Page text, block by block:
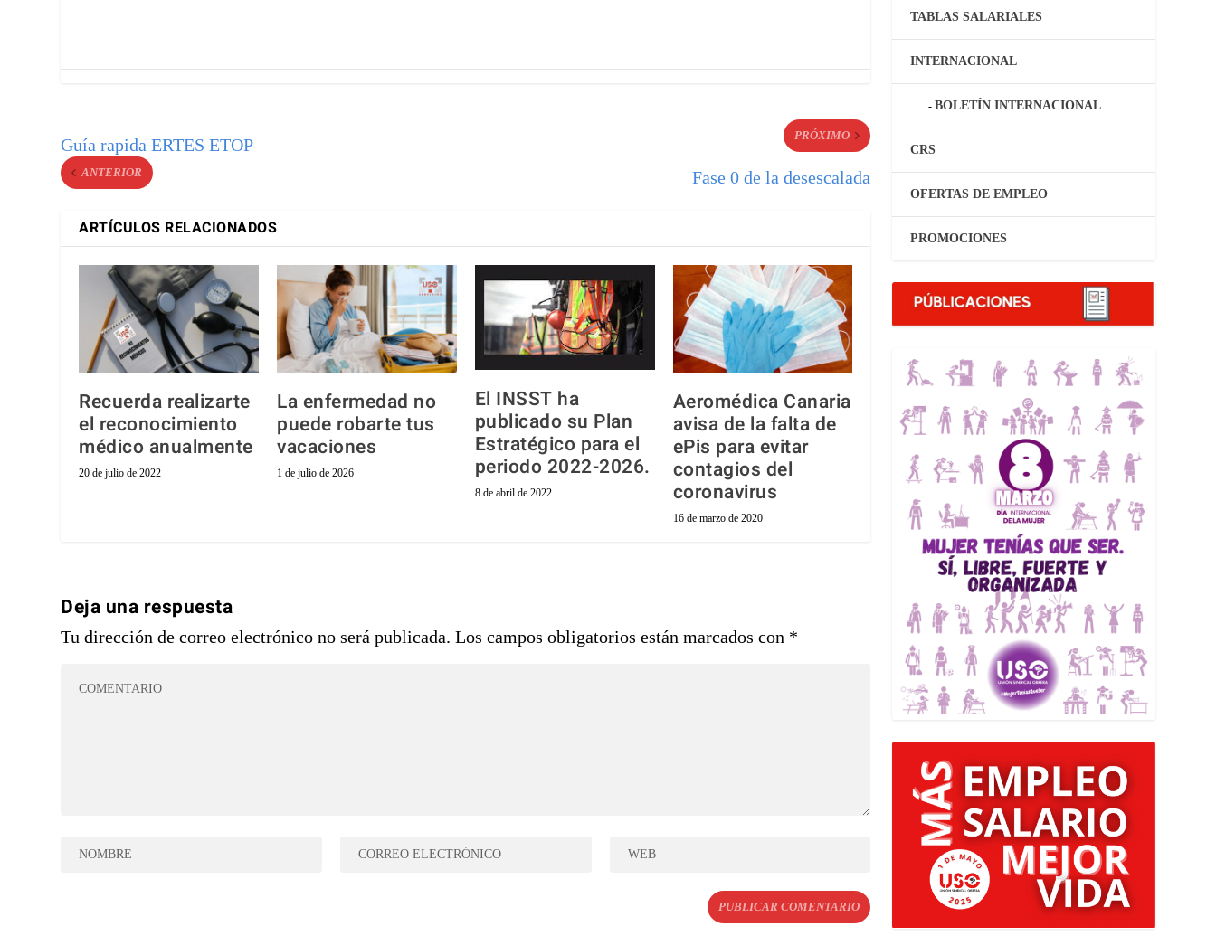
Guía rapida ERTES ETOP
ANTERIOR
PRÓXIMO
Fase 0 de la desescalada
ARTÍCULOS RELACIONADOS
Recuerda realizarte
el reconocimiento
médico anualmente
20 de julio de 2022
La enfermedad no
puede robarte tus
vacaciones
1 de julio de 2026
El INSST ha
publicado su Plan
Estratégico para el
periodo 2022-2026.
8 de abril de 2022
Aeromédica Canaria
avisa de la falta de
ePis para evitar
contagios del
coronavirus
16 de marzo de 2020
Deja una respuesta
Tu dirección de correo electrónico no será publicada. Los campos obligatorios están marcados con *
TABLAS SALARIALES
INTERNACIONAL
BOLETÍN INTERNACIONAL
CRS
OFERTAS DE EMPLEO
PROMOCIONES